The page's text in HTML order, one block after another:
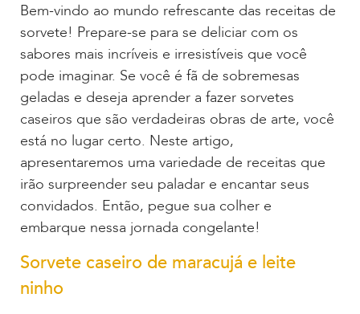
Bem-vindo ao mundo refrescante das receitas de
sorvete! Prepare-se para se deliciar com os
sabores mais incríveis e irresistíveis que você
pode imaginar. Se você é fã de sobremesas
geladas e deseja aprender a fazer sorvetes
caseiros que são verdadeiras obras de arte, você
está no lugar certo. Neste artigo,
apresentaremos uma variedade de receitas que
irão surpreender seu paladar e encantar seus
convidados. Então, pegue sua colher e
embarque nessa jornada congelante!
Sorvete caseiro de maracujá e leite
ninho